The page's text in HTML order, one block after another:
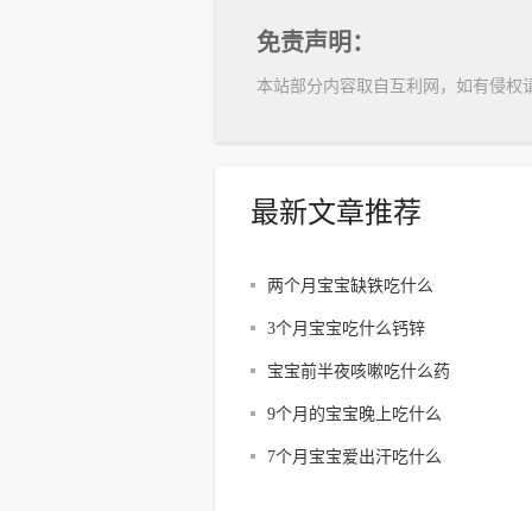
免责声明：
本站部分内容取自互利网，如有侵权
最新文章推荐
两个月宝宝缺铁吃什么
3个月宝宝吃什么钙锌
宝宝前半夜咳嗽吃什么药
9个月的宝宝晚上吃什么
7个月宝宝爱出汗吃什么